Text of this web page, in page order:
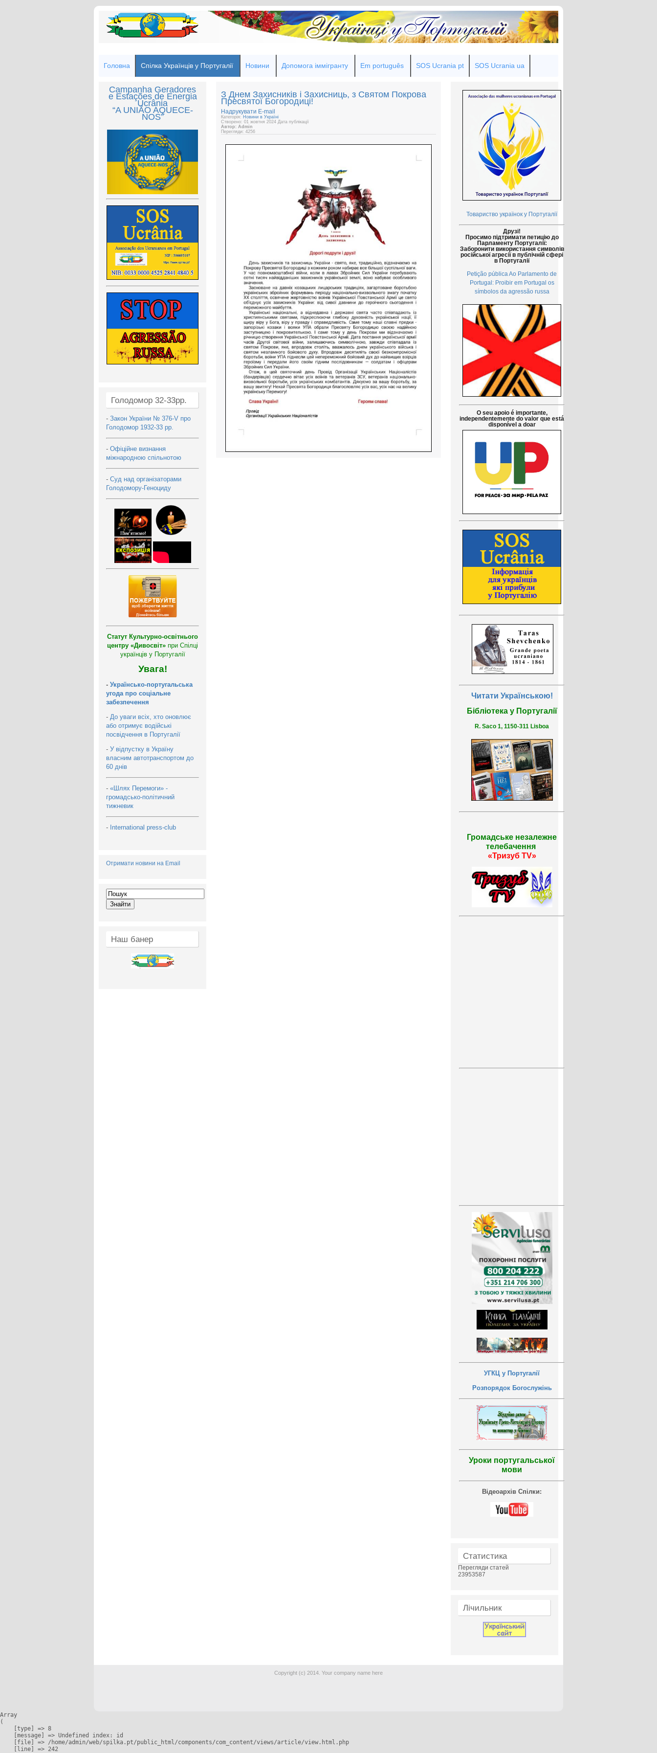
Головна Спілка Українців у Португалії Новини Допомога іммігранту Em português SOS Ucrania pt SOS Ucrania ua
Campanha Geradores
e Estações de Energia
Ucrânia
“A UNIÃO AQUECE-
NOS”
Голодомор 32-33рр.
- Закон України № 376-V про
Голодомор 1932-33 рр.
- Офіційне визнання
міжнародною спільнотою
- Суд над організаторами
Голодомору-Геноциду
Статут Культурно-освітнього
центру «Дивосвіт» при Спілці
українців у Португалії
Увага!
- Українсько-португальська
угода про соціальне
забезпечення
- До уваги всіх, хто оновлює
або отримує водійські
посвідчення в Португалії
- У відпустку в Україну
власним автотранспортом до
60 днів
- «Шлях Перемоги» -
громадсько-політичний
тижневик
- International press-club
Отримати новини на Email
Наш банер
З Днем Захисників і Захисниць, з Святом Покрова
Пресвятої Богородиці!
Надрукувати E-mail
Категорія: Новини в Україні
Створено: 01 жовтня 2024 Дата публікації
Автор: Admin
Перегляди: 4256
Товариство українок у Португалії
Друзі!
Просимо підтримати петицію до
Парламенту Португалії:
Заборонити використання символів
російської агресії в публічній сфері
в Португалії
Petição pública Ao Parlamento de
Portugal: Proibir em Portugal os
símbolos da agressão russa
O seu apoio é importante,
independentemente do valor que está
disponível a doar
Читати Українською!
Бібліотека у Португалії
R. Saco 1, 1150-311 Lisboa
Громадське незалежне
телебачення
«Тризуб TV»
УГКЦ у Португалії
Розпорядок Богослужінь
Уроки португальської
мови
Відеоархів Спілки:
Статистика
Перегляди статей
23953587
Лічильник
Copyright (c) 2014. Your company name here
Array
(
    [type] => 8
    [message] => Undefined index: id
    [file] => /home/admin/web/spilka.pt/public_html/components/com_content/views/article/view.html.php
    [line] => 242